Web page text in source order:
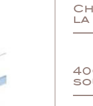
la